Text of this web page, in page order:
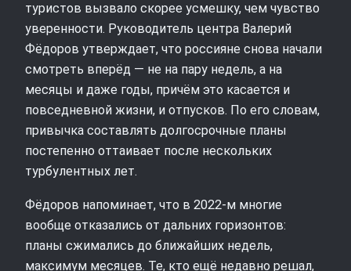
туристов вызвало скорее усмешку, чем чувство
уверенности. Руководитель центра Валерий
Фёдоров утверждает, что россияне снова начали
смотреть вперёд — не на пару недель, а на
месяцы и даже годы, причём это касается и
повседневной жизни, и отпусков. По его словам,
привычка составлять долгосрочные планы
постепенно оттаивает после нескольких
турбулентных лет.
Фёдоров напоминает, что в 2022‑м многие
вообще отказались от дальних горизонтов:
планы сжимались до ближайших недель,
максимум месяцев. Те, кто ещё недавно решал,